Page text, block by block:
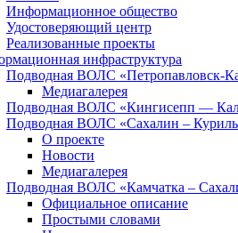
Информационное общество
Удостоверяющий центр
Реализованные проекты
инфраструктура
Подводная ВОЛС «Петропавловск-
Медиагалерея
Подводная ВОЛС «Кингисепп —
Подводная ВОЛС «Сахалин –
О проекте
Новости
Медиагалерея
Подводная ВОЛС «Камчатка –
Официальное описание
Простыми словами